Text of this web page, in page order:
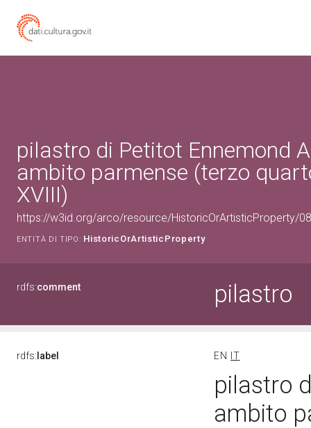
pilastro di Petitot Ennemond
ambito parmense (terzo
XVIII)
https://w3id.org/arco/resource/HistoricOrArtisticProperty/
ENTITÀ DI TIPO: HistoricOrArtisticProperty
rdfs:comment pilastro
rdfs: label EN IT
pilastro
ambito